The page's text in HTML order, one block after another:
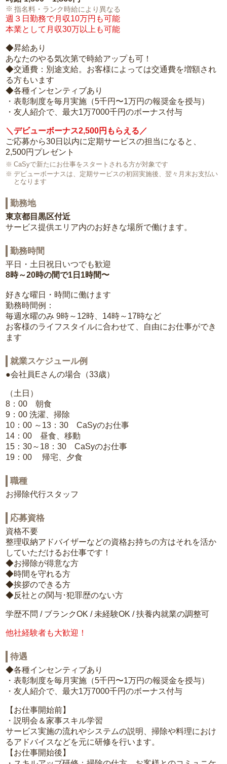
指名料・ランク時給により異なる
週３日勤務で月収10万円も可能
本業として月収30万以上も可能
◆昇給あり
あなたのやる気次第で時給アップも可！
◆交通費：別途支給。お客様によっては交通費を増額され
る方もいます
◆各種インセンティブあり
・表彰制度を毎月実施（5千円〜1万円の報奨金を授与）
・友人紹介で、最大1万7000千円のボーナス付与
＼デビューボーナス2,500円もらえる／
ご応募から30日以内に定期サービスの担当になると、
2,500円プレゼント
CaSyで新たにお仕事をスタートされる方が対象です
デビューボーナスは、定期サービスの初回実施後、翌々月末お支払い
となります
勤務地
東京都目黒区付近
サービス提供エリア内のお好きな場所で働けます。
勤務時間
平日・土日祝日いつでも歓迎
8時～20時の間で1日1時間〜
好きな曜日・時間に働けます
勤務時間例：
毎週水曜のみ 9時～12時、14時～17時など
お客様のライフスタイルに合わせて、自由にお仕事ができ
ます
就業スケジュール例
●会社員Eさんの場合（33歳）
（土日）
8：00 朝食
9：00 洗濯、掃除
10：00 ～13：30 CaSyのお仕事
14：00 昼食、移動
15：30～18：30 CaSyのお仕事
19：00 帰宅、夕食
職種
お掃除代行スタッフ
応募資格
資格不要
整理収納アドバイザーなどの資格お持ちの方はそれを活か
していただけるお仕事です！
◆お掃除が得意な方
◆時間を守れる方
◆挨拶のできる方
◆反社との関与･犯罪歴のない方
学歴不問 / ブランクOK / 未経験OK / 扶養内就業の調整可
他社経験者も大歓迎！
待遇
◆各種インセンティブあり
・表彰制度を毎月実施（5千円〜1万円の報奨金を授与）
・友人紹介で、最大1万7000千円のボーナス付与
【お仕事開始前】
・説明会＆家事スキル学習
サービス実施の流れやシステムの説明、掃除や料理におけ
るアドバイスなどを元に研修を行います。
【お仕事開始後】